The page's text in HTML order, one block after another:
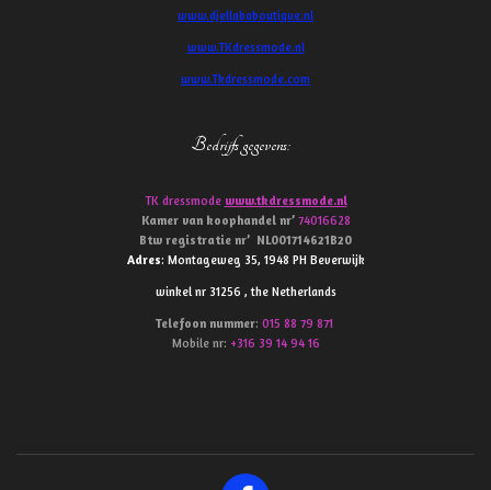
www.djellababoutique.nl
www.TKdressmode.nl
www.Tkdressmode.com
Bedrijfs gegevens:
TK dressmode www.tkdressmode.nl
Kamer van koophandel nr’ 74016628
Btw registratie nr’ NL001714621B20
Adres: Montageweg 35, 1948 PH Beverwijk
winkel nr 31256 , the Netherlands
Telefoon nummer: 015 88 79 871
Mobile nr: +316 39 14 94 16